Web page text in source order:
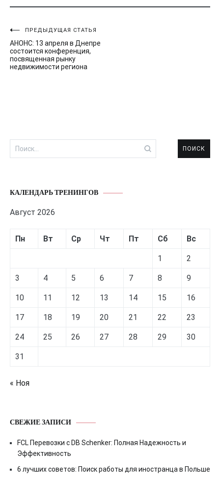
Навигация
по
записям
ПРЕДЫДУЩАЯ СТАТЬЯ
АНОНС: 13 апреля в Днепре
состоится конференция,
посвященная рынку
недвижимости региона
Найти:
КАЛЕНДАРЬ ТРЕНИНГОВ
Август 2026
Пн Вт Ср Чт Пт Сб Вс
1 2
3 4 5 6 7 8 9
10 11 12 13 14 15 16
17 18 19 20 21 22 23
24 25 26 27 28 29 30
31
« Ноя
СВЕЖИЕ ЗАПИСИ
FCL Перевозки с DB Schenker: Полная Надежность и
Эффективность
6 лучших советов: Поиск работы для иностранца в Польше